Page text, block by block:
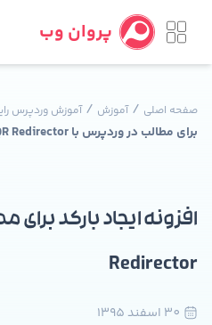
پروان وب
صفحه اصلی /آموزش /آموزش وردپرس
برای مطالب در وردپرس با QR Redirector
Redirector